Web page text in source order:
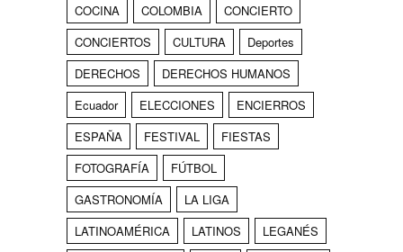
COCINA
COLOMBIA
CONCIERTO
CONCIERTOS
CULTURA
Deportes
DERECHOS
DERECHOS HUMANOS
Ecuador
ELECCIONES
ENCIERROS
ESPAÑA
FESTIVAL
FIESTAS
FOTOGRAFÍA
FÚTBOL
GASTRONOMÍA
LA LIGA
LATINOAMÉRICA
LATINOS
LEGANÉS